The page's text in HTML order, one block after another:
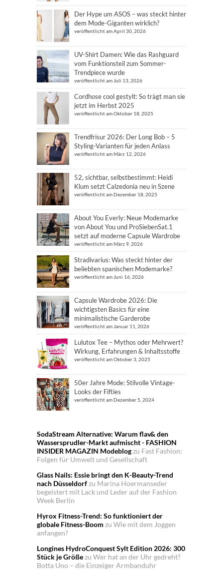
Der Hype um ASOS – was steckt hinter
dem Mode-Giganten wirklich?
veröffentlicht am April 30, 2026
UV-Shirt Damen: Wie das Rashguard
vom Funktionsteil zum Sommer-
Trendpiece wurde
veröffentlicht am Juli 13, 2026
Cordhose cool gestylt: So trägt man sie
jetzt im Herbst 2025
veröffentlicht am Oktober 18, 2025
Trendfrisur 2026: Der Long Bob – 5
Styling-Varianten für jeden Anlass
veröffentlicht am März 12, 2026
52, sichtbar, selbstbestimmt: Heidi
Klum setzt Calzedonia neu in Szene
veröffentlicht am Dezember 18, 2025
About You Everly: Neue Modemarke
von About You und ProSiebenSat.1
setzt auf moderne Capsule Wardrobe
veröffentlicht am März 9, 2026
Stradivarius: Was steckt hinter der
beliebten spanischen Modemarke?
veröffentlicht am Juni 16, 2026
Capsule Wardrobe 2026: Die
wichtigsten Basics für eine
minimalistische Garderobe
veröffentlicht am Januar 11, 2026
Lulutox Tee – Mythos oder Mehrwert?
Wirkung, Erfahrungen & Inhaltsstoffe
veröffentlicht am Oktober 3, 2025
50er Jahre Mode: Stilvolle Vintage-
Looks der Fifties
veröffentlicht am Dezember 5, 2024
SodaStream Alternative: Warum flav& den
Wassersprudler-Markt aufmischt - FASHION
INSIDER MAGAZIN Modeblogzu Fast Fashion:
Folgen für Umwelt und Gesellschaft
Glass Nails: Essie bringt den K-Beauty-Trend
nach Düsseldorfzu Marina Hoermanseder
begeistert mit Lack und Leder auf der Fashion
Week Berlin
Hyrox Fitness-Trend: So funktioniert der
globale Fitness-Boom zu Wie mit dem Joggen
anfangen?
Longines HydroConquest Sylt Edition 2026: 300
Stück je Größezu Wer hat an der Uhr gedreht?
Botta Uno – die Einzeiger Armbanduhr